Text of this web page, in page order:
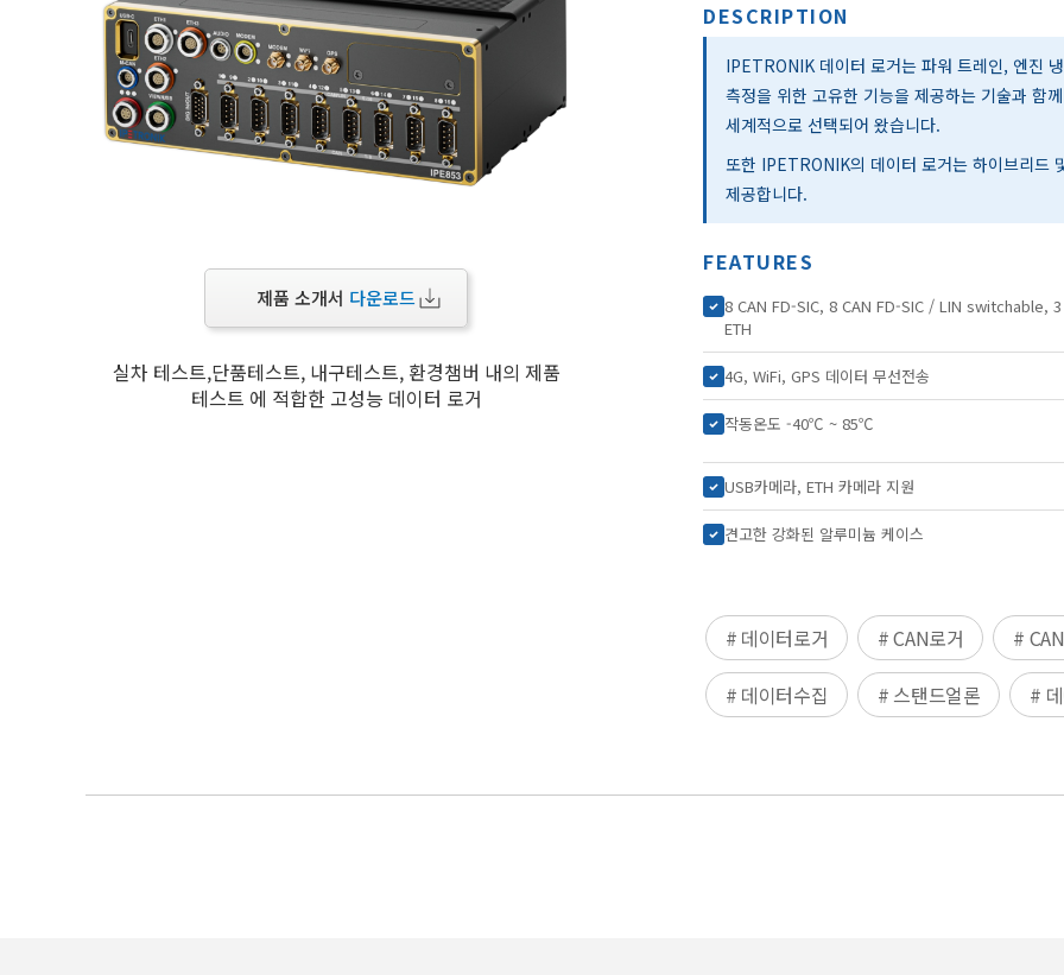
제품 소개서 다운로드
실차 테스트,단품테스트, 내구테스트, 환경챔버 내의 제품
테스트 에 적합한 고성능 데이터 로거
DESCRIPTION
IPETRONIK 데이터 로거는 파워 트레인, 엔진
측정을 위한 고유한 기능을 제공하는 기술과 함
세계적으로 선택되어 왔습니다.
또한 IPETRONIK의 데이터 로거는 하이브리드
제공합니다.
FEATURES
8 CAN FD-SIC, 8 CAN FD-SIC / LIN switchable, 3
ETH
4G, WiFi, GPS 데이터 무선전송
작동온도 -40℃ ~ 85℃
USB카메라, ETH 카메라 지원
견고한 강화된 알루미늄 케이스
# 데이터로거 # CAN로거 #
# 데이터수집
# 스탠드얼론 #